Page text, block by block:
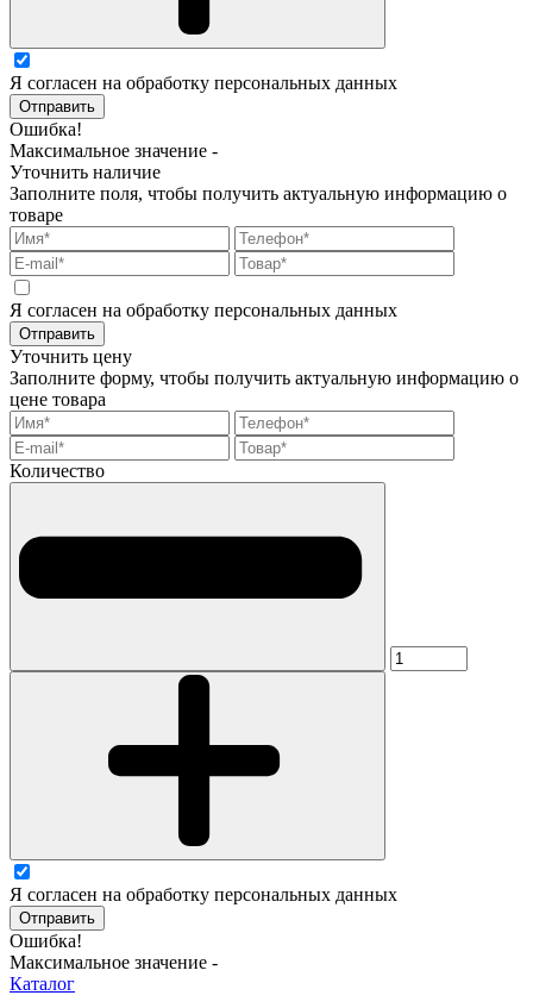
Я согласен на обработку персональных данных
Отправить
Ошибка!
Максимальное значение -
Уточнить наличие
Заполните поля, чтобы получить актуальную информацию о
товаре
Я согласен на обработку персональных данных
Отправить
Уточнить цену
Заполните форму, чтобы получить актуальную информацию о
цене товара
Количество
Я согласен на обработку персональных данных
Отправить
Ошибка!
Максимальное значение -
Каталог